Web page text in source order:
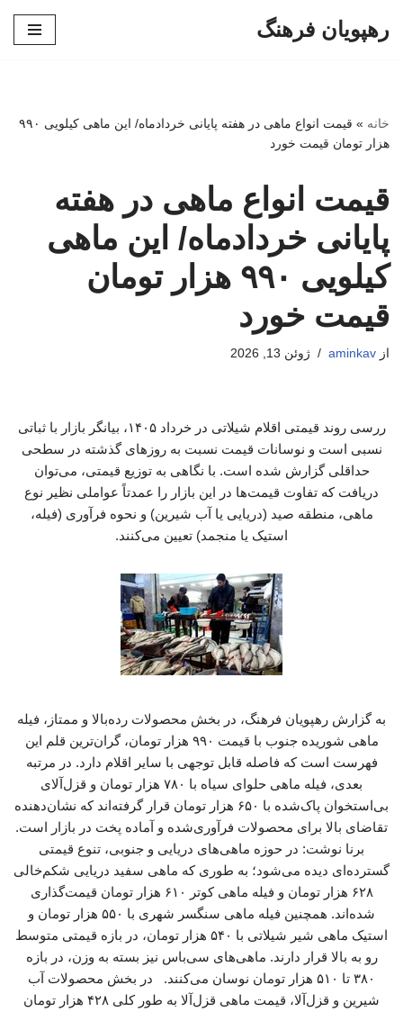
رهپویان فرهنگ
خانه »
قیمت انواع ماهی در هفته پایانی خردادماه/ این ماهی کیلویی ۹۹۰
هزار تومان قیمت خورد
قیمت انواع ماهی در هفته
پایانی خردادماه/ این ماهی
کیلویی ۹۹۰ هزار تومان
قیمت خورد
از aminkav ژوئن 13, 2026
ررسی روند قیمتی اقلام شیلاتی در خرداد ۱۴۰۵، بیانگر بازار با ثباتی
نسبی است و نوسانات قیمت نسبت به روزهای گذشته در سطحی
حداقلی گزارش شده است. با نگاهی به توزیع قیمتی، می‌توان
دریافت که تفاوت قیمت‌ها در این بازار را عمدتاً عواملی نظیر نوع
ماهی، منطقه صید (دریایی یا آب شیرین) و نحوه فرآوری (فیله،
استیک یا منجمد) تعیین می‌کنند.
به گزارش رهپویان فرهنگ، در بخش محصولات رده‌بالا و ممتاز، فیله
ماهی شوریده جنوب با قیمت ۹۹۰ هزار تومان، گران‌ترین قلم این
فهرست است که فاصله قابل توجهی با سایر اقلام دارد. در مرتبه
بعدی، فیله ماهی حلوای سیاه با ۷۸۰ هزار تومان و قزل‌آلای
بی‌استخوان پاک‌شده با ۶۵۰ هزار تومان قرار گرفته‌اند که نشان‌دهنده
تقاضای بالا برای محصولات فرآوری‌شده و آماده پخت در بازار است.
برنا نوشت: در حوزه ماهی‌های دریایی و جنوبی، تنوع قیمتی
گسترده‌ای دیده می‌شود؛ به طوری که ماهی سفید دریایی شکم‌خالی
۶۲۸ هزار تومان و فیله ماهی کوتر ۶۱۰ هزار تومان قیمت‌گذاری
شده‌اند. همچنین فیله ماهی سنگسر شهری با ۵۵۰ هزار تومان و
استیک ماهی شیر شیلاتی با ۵۴۰ هزار تومان، در بازه قیمتی متوسط
رو به بالا قرار دارند. ماهی‌های سی‌باس نیز بسته به وزن، در بازه
۳۸۰ تا ۵۱۰ هزار تومان نوسان می‌کنند. در بخش محصولات آب
شیرین و قزل‌آلا، قیمت ماهی قزل‌آلا به طور کلی ۴۲۸ هزار تومان